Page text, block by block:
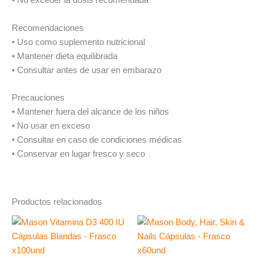
Recomendaciones
• Uso como suplemento nutricional
• Mantener dieta equilibrada
• Consultar antes de usar en embarazo
Precauciones
• Mantener fuera del alcance de los niños
• No usar en exceso
• Consultar en caso de condiciones médicas
• Conservar en lugar fresco y seco
Productos relacionados